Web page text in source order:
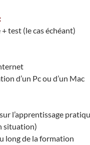
test (le cas échéant)
d’un Pc ou d’un Mac
l’apprentissage
situation)
long de la formation